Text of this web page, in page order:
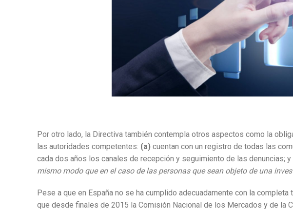
Por otro lado, la Directiva también contempla otros aspectos como la
las autoridades competentes: (a) cuentan con un registro de todas las
cada dos años los canales de recepción y seguimiento de las denuncias; y
mismo modo que en el caso de las personas que sean objeto de una
Pese a que en España no se ha cumplido adecuadamente con la
que desde finales de 2015 la Comisión Nacional de los Mercados y de la